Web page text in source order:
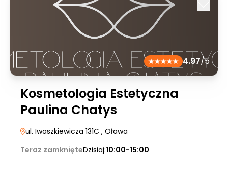
4.97/5
Kosmetologia Estetyczna
Paulina Chatys
ul. Iwaszkiewicza 131C , Oława
Teraz zamknięteDzisiaj:10:00-15:00